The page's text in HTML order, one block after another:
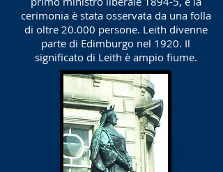
cerimonia è stata osservata da una folla
di oltre 20.000 persone. Leith divenne
parte di Edimburgo nel 1920. Il
significato di Leith è ampio fiume.